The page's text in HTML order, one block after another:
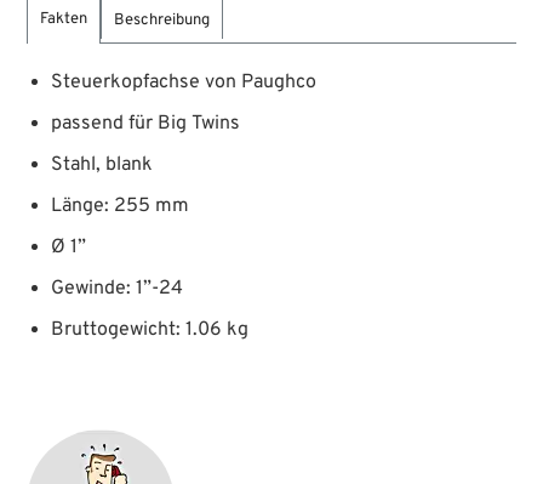
Fakten Beschreibung
Steuerkopfachse von Paughco
passend für Big Twins
Stahl, blank
Länge: 255 mm
Ø 1”
Gewinde: 1”-24
Bruttogewicht: 1.06 kg